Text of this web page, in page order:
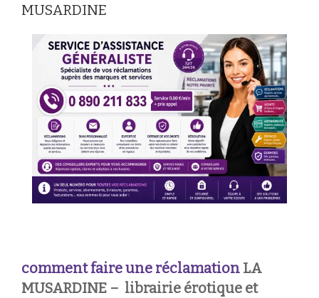
MUSARDINE
comment faire une réclamation LA
MUSARDINE – librairie érotique et